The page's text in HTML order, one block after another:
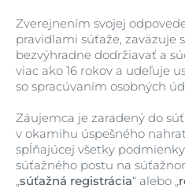
Zverejnením svojej
pravidlami súťaže, zaväzuje
bezvýhradne dodržiavať a
viac ako 16 rokov a udeľuje
so spracúvaním osobných
Záujemca je zaradený do
v okamihu úspešného
spĺňajúcej všetky
súťažného postu na
„súťažná registrácia“ alebo „